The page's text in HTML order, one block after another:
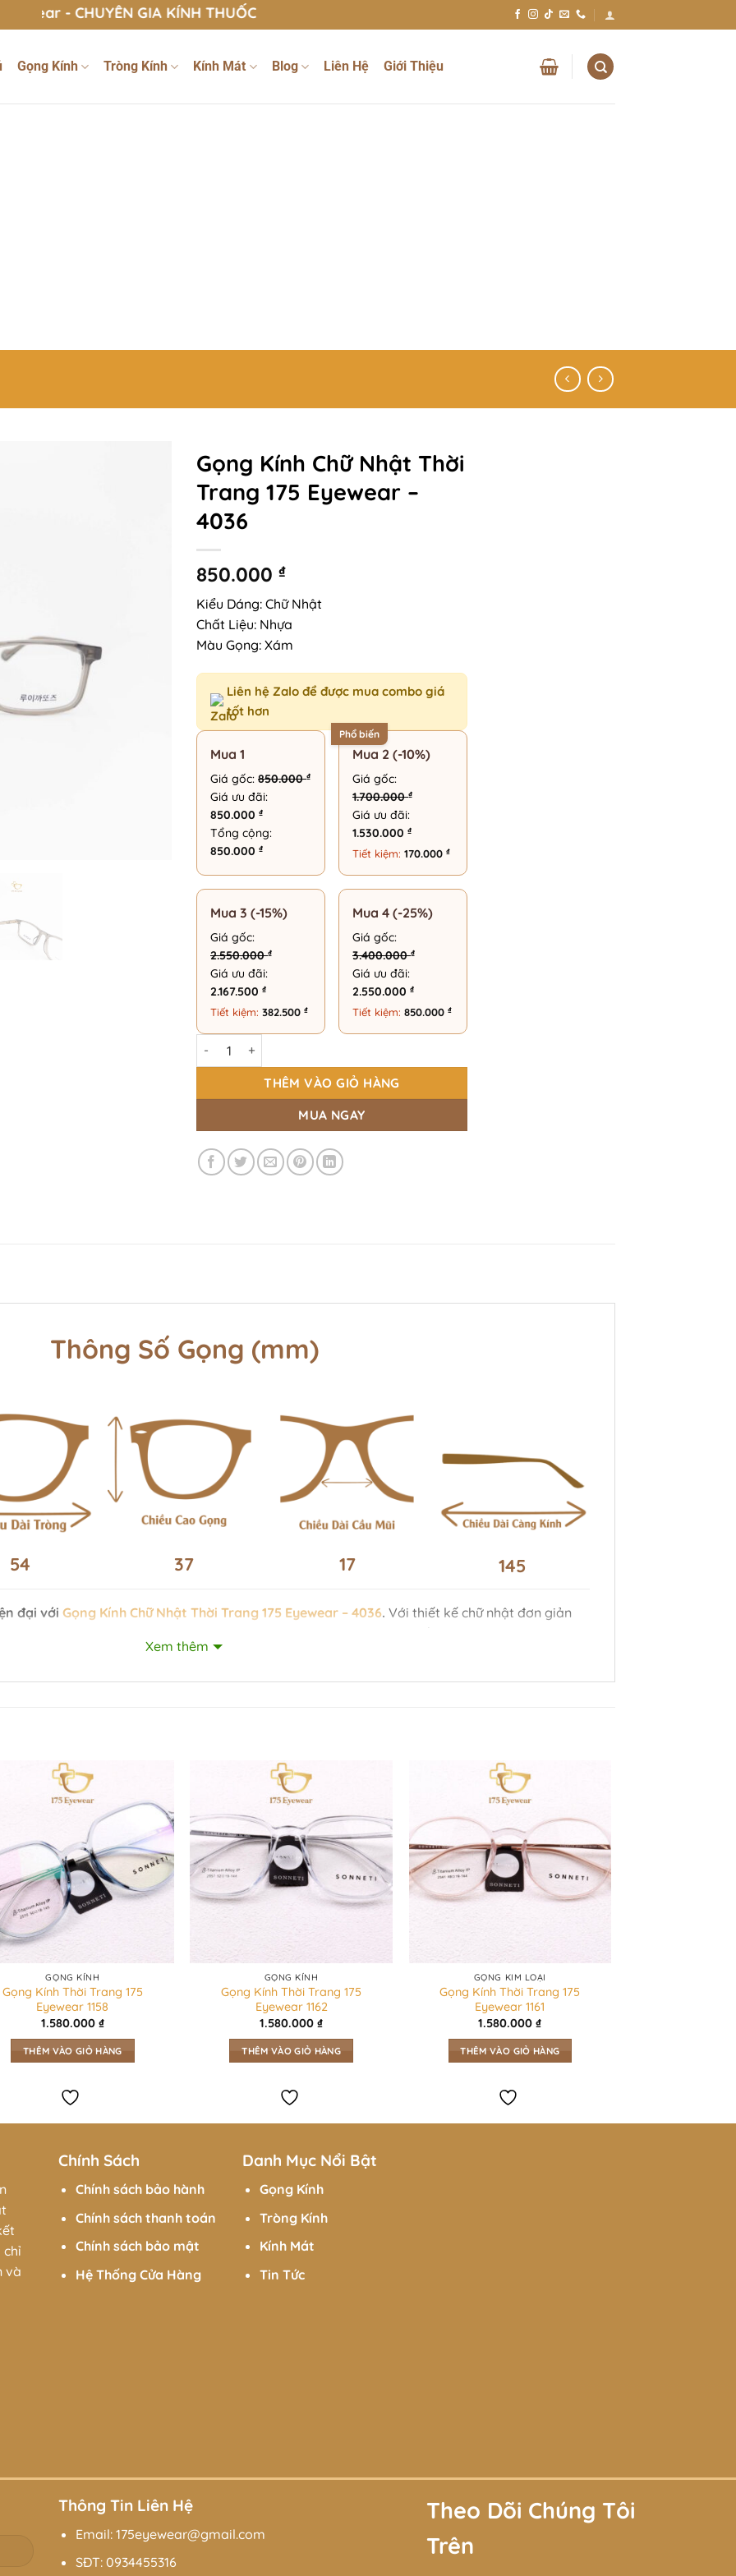
- CHUYÊN GIA KÍNH THUỐC
Gọng Kính Tròng Kính Kính Mát Blog Liên Hệ Giới Thiệu
Gọng Kính Chữ Nhật Thời
Trang 175 Eyewear –
4036
850.000 ₫
Kiểu Dáng: Chữ Nhật
Chất Liệu: Nhựa
Màu Gọng: Xám
Liên hệ Zalo để được mua combo giá
tốt hơn
Mua 1
Giá gốc: 850.000₫
Giá ưu đãi:
850.000 ₫
Tổng cộng:
850.000 ₫
Phổ biến
Mua 2 (-10%)
Giá gốc:
1.700.000₫
Giá ưu đãi:
1.530.000 ₫
Tiết kiệm: 170.000 ₫
Mua 3 (-15%)
Giá gốc:
2.550.000₫
Giá ưu đãi:
2.167.500 ₫
Tiết kiệm: 382.500 ₫
Mua 4 (-25%)
Giá gốc:
3.400.000₫
Giá ưu đãi:
2.550.000 ₫
Tiết kiệm: 850.000 ₫
Gọng Kính Chữ Nhật Thời Trang 175 Eyewear – 4036 số lượng
THÊM VÀO GIỎ HÀNG
MUA NGAY
Thông Số Gọng (mm)
54 37 17 145
đại với Gọng Kính Chữ Nhật Thời Trang 175 Eyewear – 4036. Với thiết kế chữ nhật đơn giản
này là lựa chọn hoàn hảo cho những ai ưa thích sự đơn giản và tinh tế.
kế đa dạng, đồng thời mang lại cảm giác thoải mái khi đeo.
ấm, Gọng Kính Chữ Nhật Thời Trang 175 Eyewear – 4036 mang đến vẻ ngoài thanh lịch và
tế và dễ dàng phối hợp với nhiều loại trang phục và phong cách khác nhau.
Gọng Kính Chữ Nhật Thời Trang 175 Eyewear – 4036 mang đến vẻ đơn giản và tinh tế. Kiểu
mặt khác nhau, từ mặt tròn đến mặt hình bầu dục, tạo điểm nhấn cho phong cách thời trang cá
dáng chữ nhật đơn giản nhưng không kém phần tinh tế, sản phẩm là điểm nhấn hoàn hảo
đến vẻ thanh lịch và sang trọng, phù hợp với nhiều dịp khác nhau.
và thiết kế chữ nhật đơn giản, sản phẩm dễ dàng kết hợp với nhiều loại trang phục khác
phục dạo phố.
sử dụng, hãy để kính trong hộp đựng kính để bảo vệ khỏi va đập và trầy xước.
đáo, sản phẩm hứa hẹn sẽ là một phần không thể thiếu trong bộ sưu tập phụ kiện của bạn.
Xem thêm
GỌNG KÍNH
Gọng Kính Thời Trang 175
Eyewear 1158
1.580.000 ₫
THÊM VÀO GIỎ HÀNG
GỌNG KÍNH
Gọng Kính Thời Trang 175
Eyewear 1162
1.580.000₫
THÊM VÀO GIỎ HÀNG
GỌNG KIM LOẠI
Gọng Kính Thời Trang 175
Eyewear 1161
1.580.000₫
THÊM VÀO GIỎ HÀNG
chỉ
và
Chính Sách
Chính sách bảo hành
Chính sách thanh toán
Chính sách bảo mật
Hệ Thống Cửa Hàng
Danh Mục Nổi Bật
Gọng Kính
Tròng Kính
Kính Mát
Tin Tức
Thông Tin Liên Hệ
Email: 175eyewear@gmail.com
SĐT: 0934455316
Theo Dõi Chúng Tôi
Trên